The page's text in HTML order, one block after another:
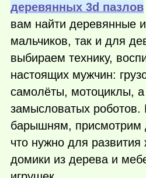
деревянных 3d пазлов
вам найти деревянные
мальчиков, так и для
выбираем технику,
настоящих мужчин:
самолёты, мотоциклы, а
замысловатых
барышням, присмотрим
что нужно для развития
домики из дерева и